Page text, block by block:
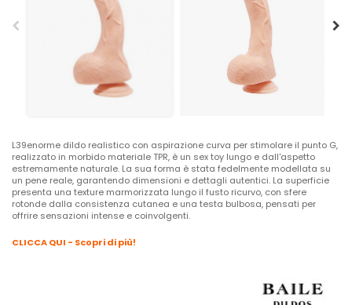
L39enorme dildo realistico con aspirazione curva per stimolare il punto G,
realizzato in morbido materiale TPR, è un sex toy lungo e dall'aspetto
estremamente naturale. La sua forma è stata fedelmente modellata su
un pene reale, garantendo dimensioni e dettagli autentici. La superficie
presenta una texture marmorizzata lungo il fusto ricurvo, con sfere
rotonde dalla consistenza cutanea e una testa bulbosa, pensati per
offrire sensazioni intense e coinvolgenti.
CLICCA QUI - Scopri di più!